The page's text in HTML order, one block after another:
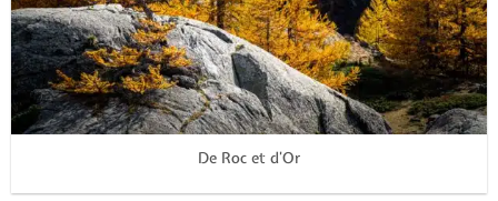
De Roc et d’Or